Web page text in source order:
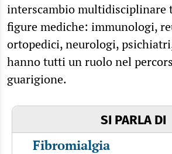
interscambio multidisciplinare
figure mediche: immunologi,
ortopedici, neurologi,
hanno tutti un ruolo nel
guarigione.
SI PARLA DI
Fibromialgia